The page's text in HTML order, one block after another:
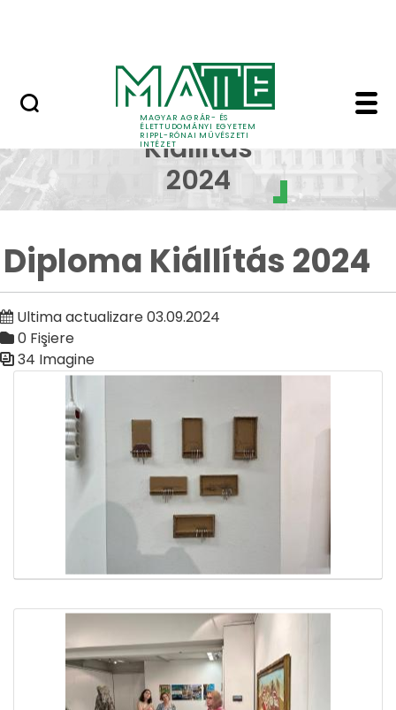
MAGYAR AGRÁR- ÉS
ÉLETTUDOMÁNYI EGYETEM
RIPPL-RÓNAI MŰVÉSZETI
INTÉZET
Diploma Kiállítás
Diploma
Kiállítás
2024
Diploma Kiállítás 2024
Ultima actualizare 03.09.2024
0 Fişiere
34 Imagine
Galerie media